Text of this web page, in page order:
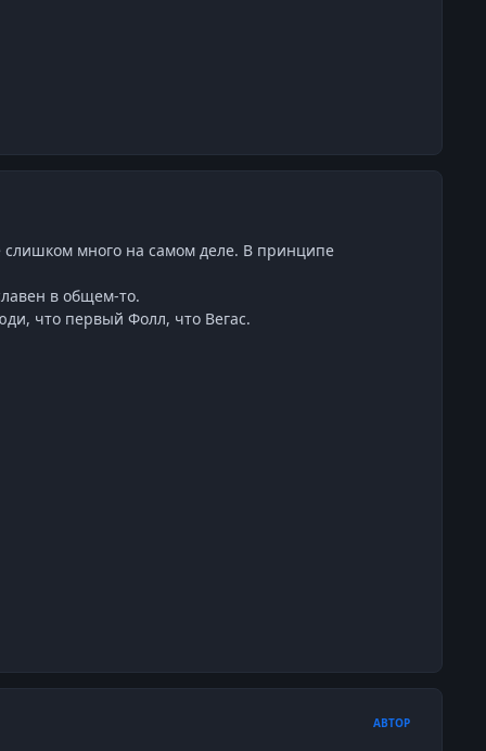
слишком много на самом деле. В принципе
в общем-то.
что первый Фолл, что Вегас.
АВТОР